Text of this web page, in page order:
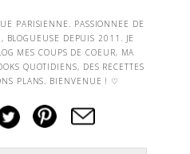
PARISIENNE. PASSIONNEE DE
BLOGUEUSE DEPUIS 2011. JE
MES COUPS DE COEUR, MA
QUOTIDIENS, DES RECETTES
PLANS. BIENVENUE ! ♡